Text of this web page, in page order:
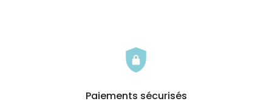
Paiements sécurisés